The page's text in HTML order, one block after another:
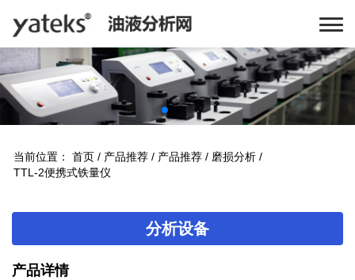
当前位置： 首页 / 产品推荐 / 产品推荐 / 磨损分析 /
TTL-2便携式铁量仪
分析设备
产品详情